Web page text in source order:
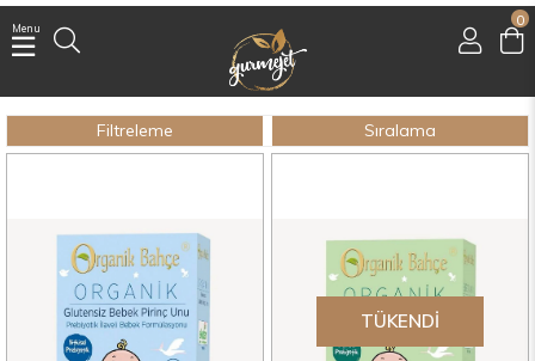
0
Menu
Üye Girişi
Üye Ol
Facebook İle Bağlan
Filtreleme Sıralama
TÜKENDI